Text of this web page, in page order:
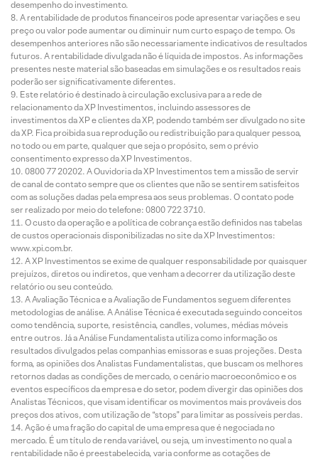
desempenho do investimento.
A rentabilidade de produtos financeiros pode apresentar variações e seu
preço ou valor pode aumentar ou diminuir num curto espaço de tempo. Os
desempenhos anteriores não são necessariamente indicativos de resultados
futuros. A rentabilidade divulgada não é líquida de impostos. As informações
presentes neste material são baseadas em simulações e os resultados reais
poderão ser significativamente diferentes.
Este relatório é destinado à circulação exclusiva para a rede de
relacionamento da XP Investimentos, incluindo assessores de
investimentos da XP e clientes da XP, podendo também ser divulgado no site
da XP. Fica proibida sua reprodução ou redistribuição para qualquer pessoa,
no todo ou em parte, qualquer que seja o propósito, sem o prévio
consentimento expresso da XP Investimentos.
0800 77 20202. A Ouvidoria da XP Investimentos tem a missão de servir
de canal de contato sempre que os clientes que não se sentirem satisfeitos
com as soluções dadas pela empresa aos seus problemas. O contato pode
ser realizado por meio do telefone: 0800 722 3710.
O custo da operação e a política de cobrança estão definidos nas tabelas
de custos operacionais disponibilizadas no site da XP Investimentos:
www.xpi.com.br.
A XP Investimentos se exime de qualquer responsabilidade por quaisquer
prejuízos, diretos ou indiretos, que venham a decorrer da utilização deste
relatório ou seu conteúdo.
A Avaliação Técnica e a Avaliação de Fundamentos seguem diferentes
metodologias de análise. A Análise Técnica é executada seguindo conceitos
como tendência, suporte, resistência, candles, volumes, médias móveis
entre outros. Já a Análise Fundamentalista utiliza como informação os
resultados divulgados pelas companhias emissoras e suas projeções. Desta
forma, as opiniões dos Analistas Fundamentalistas, que buscam os melhores
retornos dadas as condições de mercado, o cenário macroeconômico e os
eventos específicos da empresa e do setor, podem divergir das opiniões dos
Analistas Técnicos, que visam identificar os movimentos mais prováveis dos
preços dos ativos, com utilização de “stops” para limitar as possíveis perdas.
Ação é uma fração do capital de uma empresa que é negociada no
mercado. É um título de renda variável, ou seja, um investimento no qual a
rentabilidade não é preestabelecida, varia conforme as cotações de